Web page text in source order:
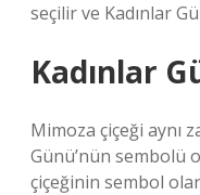
seçilir ve Kadınlar
Kadınlar
Mimoza çiçeği aynı
Günü’nün sembolü
çiçeğinin sembol